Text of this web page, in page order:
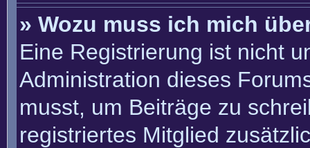
» Wozu muss ich mich
Eine Registrierung ist nicht
Administration dieses
musst, um Beiträge zu
registriertes Mitglied